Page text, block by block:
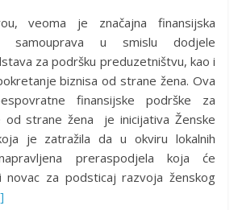
veoma je značajna finansijska
samouprava u smislu dodjele
za podršku preduzetništvu, kao i
biznisa od strane žena. Ova
finansijske podrške za
od strane žena je inicijativa Ženske
je zatražila da u okviru lokalnih
preraspodjela koja će
novac za podsticaj razvoja ženskog